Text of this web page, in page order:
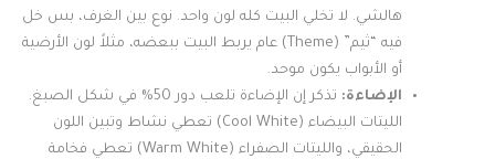
هالشي. لا تخلي البيت كله لون واحد. نوع بين الغرف، بس خل
فيه “ثيم” (Theme) عام يربط البيت ببعضه، مثلاً لون الأرضية
أو الأبواب يكون موحد.
الإضاءة:
تذكر إن الإضاءة تلعب دور 50% في شكل الصبغ.
الليتات البيضاء (Cool White) تعطي نشاط وتبين اللون
الحقيقي، والليتات الصفراء (Warm White) تعطي فخامة